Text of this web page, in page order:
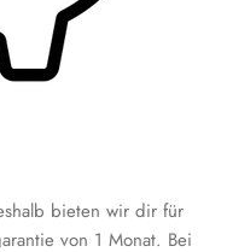
bieten wir dir für
von 1 Monat. Bei